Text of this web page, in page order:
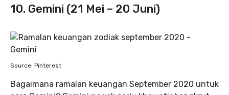
10. Gemini (21 Mei – 20 Juni)
Source: Pinterest
Bagaimana ramalan keuangan September 2020 untuk